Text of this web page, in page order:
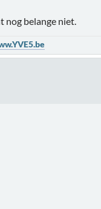
nog belange niet.